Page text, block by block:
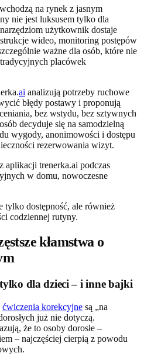
wchodzą na rynek z jasnym
nie jest luksusem tylko dla
użytkownik dostaje
wideo, monitoring postępów
ważne dla osób, które nie
placówek
ai analizują potrzeby ruchowe
błędy postawy i proponują
bez wstydu, bez sztywnych
decyduje się na samodzielną
wygody, anonimowości i dostępu
rezerwowania wizyt.
tylko dostępność, ale również
codziennej rutyny.
kłamstwa o
dla dzieci – i inne bajki
ćwiczenia korekcyjne są „na
już nie dotyczą.
że to osoby dorosłe –
– najczęściej cierpią z powodu